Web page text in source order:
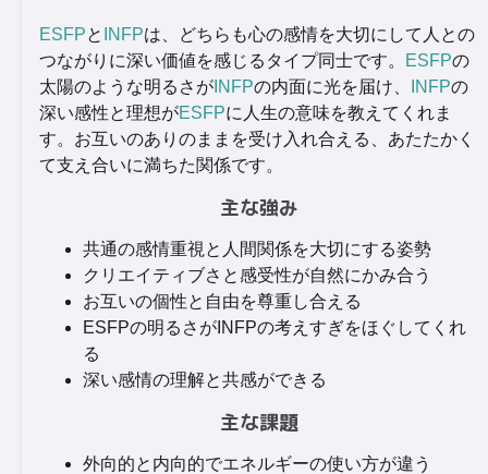
ESFPと INFPは、どちらも心の感情を大切にして人との
つながりに深い価値を感じるタイプ同士です。
ESFPの
太陽のような明るさが INFPの内面に光を届け、 INFPの
深い感性と理想がESFPに人生の意味を教えてくれま
す。お互いのありのままを受け入れ合える、あたたかく
て支え合いに満ちた関係です。
主な強み
共通の感情重視と人間関係を大切にする姿勢
クリエイティブさと感受性が自然にかみ合う
お互いの個性と自由を尊重し合える
ESFPの明るさがINFPの考えすぎをほぐしてくれ
る
深い感情の理解と共感ができる
主な課題
外向的と内向的でエネルギーの使い方が違う